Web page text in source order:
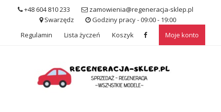
+48 604 810 233
zamowienia@regeneracja-sklep.pl
Swarzędz
Godziny pracy - 09:00 - 19:00
Regulamin
Lista życzeń Koszyk Moje konto